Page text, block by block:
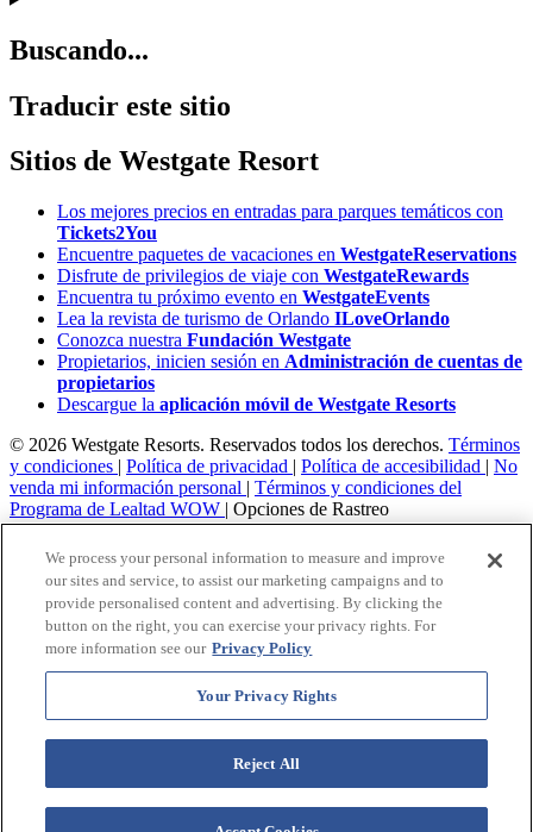
Buscando...
Traducir este sitio
Sitios de Westgate Resort
Los mejores precios en entradas para parques temáticos con
Tickets2You
Encuentre paquetes de vacaciones en WestgateReservations
Disfrute de privilegios de viaje con WestgateRewards
Encuentra tu próximo evento en WestgateEvents
Lea la revista de turismo de Orlando ILoveOrlando
Conozca nuestra Fundación Westgate
Propietarios, inicien sesión en Administración de cuentas de
propietarios
Descargue la aplicación móvil de Westgate Resorts
© 2026 Westgate Resorts. Reservados todos los derechos. Términos
y condiciones | Política de privacidad | Política de accesibilidad | No
venda mi información personal | Términos y condiciones del
Programa de Lealtad WOW | Opciones de Rastreo
Las imágenes y descripciones representadas pueden incluir
características, mobiliario y servicios que están sujetos a cambios en
cualquier momento.
Este material publicitario se utiliza con el fin de
solicitar la venta de un plan de propiedad
Aviso: las funciones de accesibilidad enumeradas aquí no pretenden
ser una lista exhaustiva o completa de todas las funciones accesibles
obtener información sobre nuestra política de accesibilidad, revise
We process your personal information to measure and improve
our sites and service, to assist our marketing campaigns and to
provide personalised content and advertising. By clicking the
button on the right, you can exercise your privacy rights. For
more information see our Privacy Policy
Your Privacy Rights
Reject All